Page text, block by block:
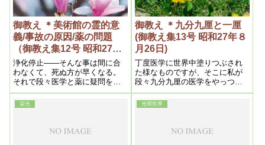
御教え ＊美術館の霊的意
義/事故の原因/薬の問題
（御教え集12号 昭和27年7
月7日①）
浄化停止――そんな事は間に合
わなくて、死ぬ方が早くなる。
それで段々医学と薬に疑問を起
してくるという時代が来ます。
そうなったらいよいよこっちの
舞台になりますが、それ迄に幾
御教え ＊九分九厘と一厘
(御教え集13号 昭和27年８
月26日)
丁度医学に世界中塗りつぶされ
た様なものですが、そこに私が
段々九分九厘の医学をやっつけ
て行くのです。で、九分九厘と
一厘という事で一番の問題は医
学なのです。之さえ本当になれ
ら、戦争なんかも無くなるので
栄光 光明世界